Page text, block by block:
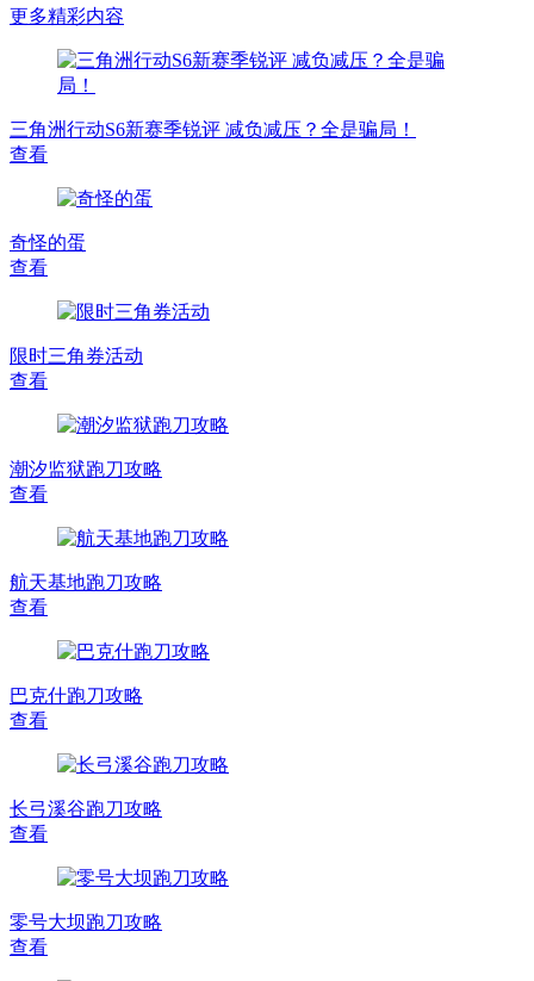
更多精彩内容
三角洲行动S6新赛季锐评 减负减压？全是骗局！
查看
奇怪的蛋
查看
限时三角券活动
查看
潮汐监狱跑刀攻略
查看
航天基地跑刀攻略
查看
巴克什跑刀攻略
查看
长弓溪谷跑刀攻略
查看
零号大坝跑刀攻略
查看